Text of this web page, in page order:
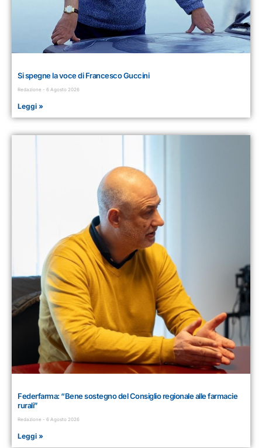
Si spegne la voce di Francesco Guccini
Redazione 6 Agosto 2026
Leggi »
Federfarma: “Bene sostegno del Consiglio regionale alle farmacie
rurali”
Redazione 6 Agosto 2026
Leggi »